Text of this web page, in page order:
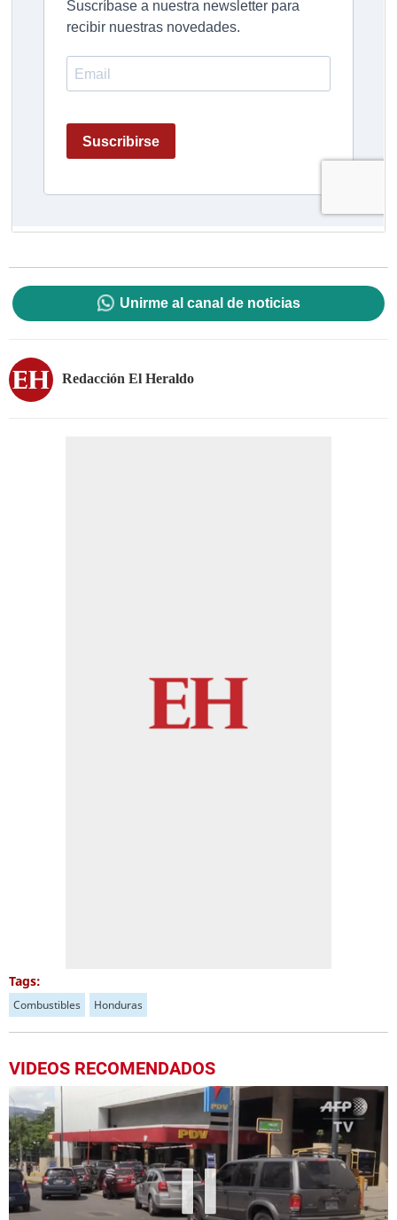
Unirme al canal de noticias
Redacción El Heraldo
Tags:
Combustibles Honduras
VIDEOS RECOMENDADOS